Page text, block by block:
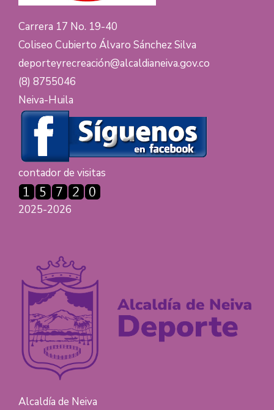
Carrera 17 No. 19-40
Coliseo Cubierto Álvaro Sánchez Silva
deporteyrecreación@alcaldianeiva.gov.co
(8) 8755046
Neiva-Huila
contador de visitas
2025-2026
Alcaldía de Neiva